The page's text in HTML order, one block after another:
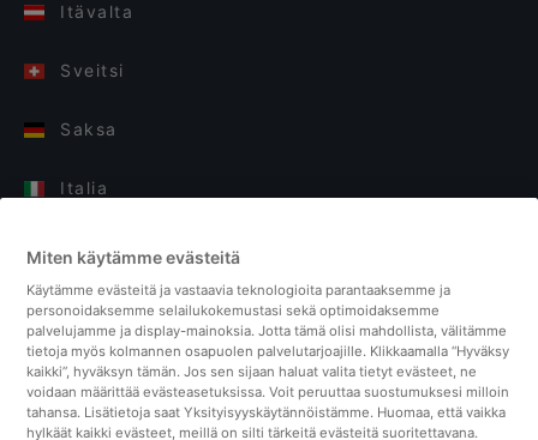
Itävalta
Sveitsi
Saksa
Italia
Suomi
Yhdistyneet kuningaskunnat
Turkki
Alankomaat
Miten käytämme evästeitä
Käytämme evästeitä ja vastaavia teknologioita parantaaksemme ja
personoidaksemme selailukokemustasi sekä optimoidaksemme
palvelujamme ja display-mainoksia. Jotta tämä olisi mahdollista, välitämme
tietoja myös kolmannen osapuolen palvelutarjoajille. Klikkaamalla “Hyväksy
kaikki”, hyväksyn tämän. Jos sen sijaan haluat valita tietyt evästeet, ne
voidaan määrittää evästeasetuksissa. Voit peruuttaa suostumuksesi milloin
tahansa. Lisätietoja saat Yksityisyyskäytännöistämme. Huomaa, että vaikka
hylkäät kaikki evästeet, meillä on silti tärkeitä evästeitä suoritettavana.